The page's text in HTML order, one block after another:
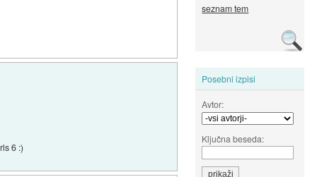
seznam tem
Posebni izpisi
Avtor:
Ključna beseda:
6 :)